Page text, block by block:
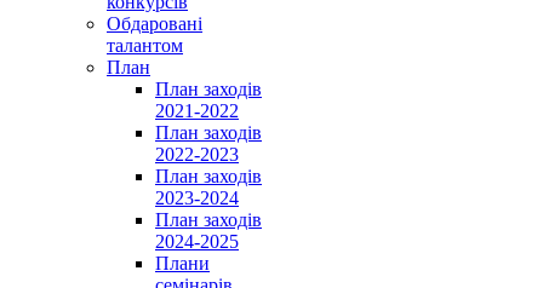
Обдаровані
талантом
План
План заходів
2021-2022
План заходів
2022-2023
План заходів
2023-2024
План заходів
2024-2025
Плани